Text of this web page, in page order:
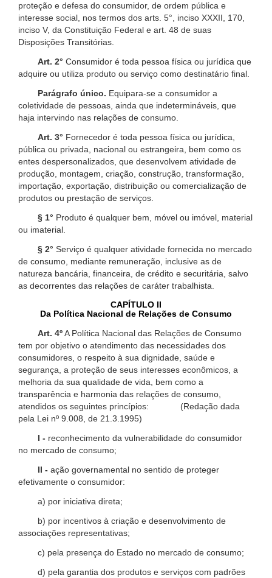
proteção e defesa do consumidor, de ordem pública e
interesse social, nos termos dos arts. 5°, inciso XXXII, 170,
inciso V, da Constituição Federal e art. 48 de suas
Disposições Transitórias.
Art. 2° Consumidor é toda pessoa física ou jurídica que
adquire ou utiliza produto ou serviço como destinatário final.
Parágrafo único. Equipara-se a consumidor a
coletividade de pessoas, ainda que indetermináveis, que
haja intervindo nas relações de consumo.
Art. 3° Fornecedor é toda pessoa física ou jurídica,
pública ou privada, nacional ou estrangeira, bem como os
entes despersonalizados, que desenvolvem atividade de
produção, montagem, criação, construção, transformação,
importação, exportação, distribuição ou comercialização de
produtos ou prestação de serviços.
§ 1° Produto é qualquer bem, móvel ou imóvel, material
ou imaterial.
§ 2° Serviço é qualquer atividade fornecida no mercado
de consumo, mediante remuneração, inclusive as de
natureza bancária, financeira, de crédito e securitária, salvo
as decorrentes das relações de caráter trabalhista.
CAPÍTULO II
Da Política Nacional de Relações de Consumo
Art. 4ºA Política Nacional das Relações de Consumo
tem por objetivo o atendimento das necessidades dos
consumidores, o respeito à sua dignidade, saúde e
segurança, a proteção de seus interesses econômicos, a
melhoria da sua qualidade de vida, bem como a
transparência e harmonia das relações de consumo,
atendidos os seguintes princípios: (Redação dada
pela Lei nº 9.008, de 21.3.1995)
I - reconhecimento da vulnerabilidade do consumidor
no mercado de consumo;
II - ação governamental no sentido de proteger
efetivamente o consumidor:
a) por iniciativa direta;
b) por incentivos à criação e desenvolvimento de
associações representativas;
c) pela presença do Estado no mercado de consumo;
d) pela garantia dos produtos e serviços com padrões